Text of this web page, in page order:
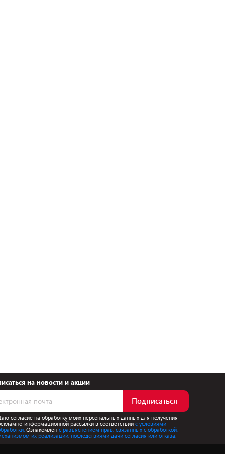
на новости и акции
Подписаться
согласие на обработку моих персональных данных для получения
информационной рассылки в соответствиис условиями
Ознакомлен с разъяснением прав, связанных с обработкой,
их реализации, последствиями дачи согласия или отказа.